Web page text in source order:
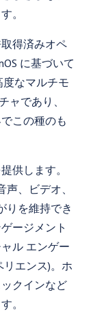
。
取得済みオペ
に基づいて
度なマルチモ
ャであり、
この種のも
供します。
、ビデオ、
りを維持でき
ージメント
ル エンゲー
エンス)。ホ
クインなど
。